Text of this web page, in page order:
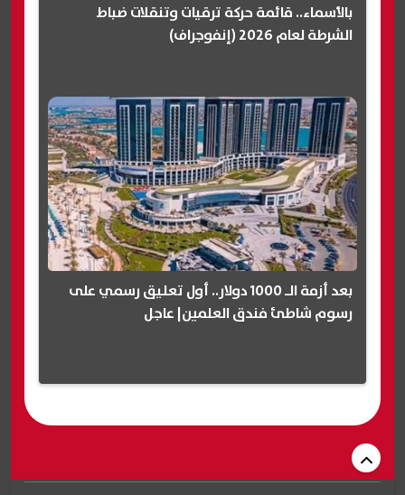
بالأسماء.. قائمة حركة ترقيات وتنقلات ضباط
الشرطة لعام 2026 (إنفوجراف)
بعد أزمة الـ 1000 دولار.. أول تعليق رسمي على
رسوم شاطئ فندق العلمين| عاجل